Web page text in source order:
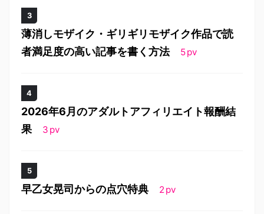
薄消しモザイク・ギリギリモザイク作品で読
者満足度の高い記事を書く方法
5pv
2026年6月のアダルトアフィリエイト報酬結
果
3 pv
早乙女晃司からの点穴特典 2pv